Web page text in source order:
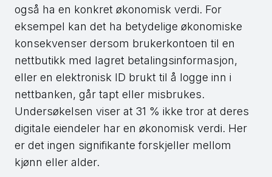
også ha en konkret økonomisk verdi. For
eksempel kan det ha betydelige økonomiske
konsekvenser dersom brukerkontoen til en
nettbutikk med lagret betalingsinformasjon,
eller en elektronisk ID brukt til å logge inn i
nettbanken, går tapt eller misbrukes.
Undersøkelsen viser at 31 % ikke tror at deres
digitale eiendeler har en økonomisk verdi. Her
er det ingen signifikante forskjeller mellom
kjønn eller alder.